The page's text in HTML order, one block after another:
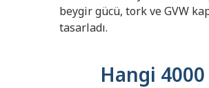
beygir gücü, tork ve GVW
tasarladı.
Hangi